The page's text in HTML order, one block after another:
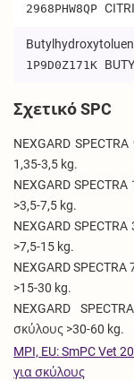
2968PHW8QP
1P9D0Z171K
Σχετικό SPC
NEXGARD
1,35-3,5 kg.
NEXGARD
>3,5-7,5 kg.
NEXGARD
>7,5-15 kg.
NEXGARD
>15-30 kg.
NEXGARD
σκύλους >30-60 kg.
MPI, EU: SmPC Vet
για σκύλους